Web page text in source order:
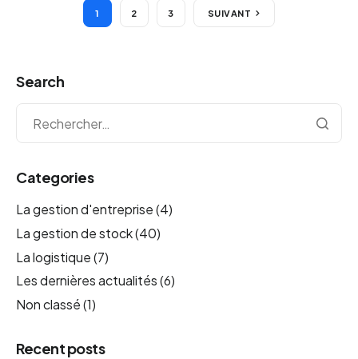
1 2 3 SUIVANT
Search
Categories
La gestion d'entreprise(4)
La gestion de stock(40)
La logistique(7)
Les dernières actualités(6)
Non classé(1)
Recent posts